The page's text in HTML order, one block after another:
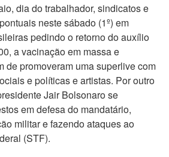
dia do trabalhador, sindicatos e
neste sábado (1º) em
pedindo o retorno do auxílio
a vacinação em massa e
de promoveram uma superlive com
e políticas e artistas. Por outro
Jair Bolsonaro se
em defesa do mandatário,
militar e fazendo ataques ao
(STF).